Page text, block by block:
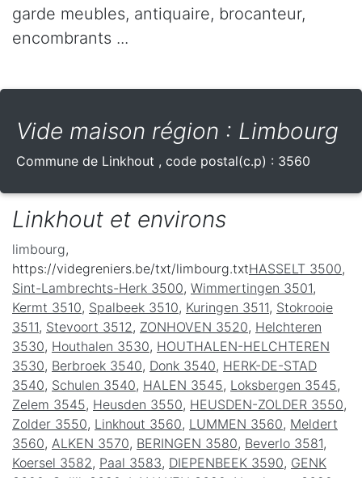
garde meubles, antiquaire, brocanteur,
encombrants ...
Vide maison région : Limbourg
Commune de Linkhout , code postal(c.p) : 3560
Linkhout et environs
limbourg,
https://videgreniers.be/txt/limbourg.txtHASSELT 3500,
Sint-Lambrechts-Herk 3500, Wimmertingen 3501,
Kermt 3510, Spalbeek 3510, Kuringen 3511, Stokrooie
3511, Stevoort 3512 , ZONHOVEN 3520, Helchteren
3530, Houthalen 3530, HOUTHALEN-HELCHTEREN
3530, Berbroek 3540, Donk 3540, HERK-DE-STAD
3540, Schulen 3540, HALEN 3545, Loksbergen 3545,
Zelem 3545, Heusden 3550, HEUSDEN-ZOLDER 3550,
Zolder 3550, Linkhout 3560, LUMMEN 3560, Meldert
3560, ALKEN 3570, BERINGEN 3580, Beverlo 3581,
Koersel 3582 , Paal 3583, DIEPENBEEK 3590, GENK